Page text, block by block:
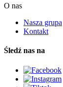
O nas
Nasza grupa
Kontakt
Śledź nas na